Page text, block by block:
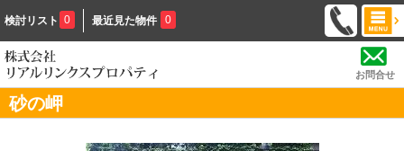
検討リスト 0 最近見た物件 0
お問合せ
砂の岬